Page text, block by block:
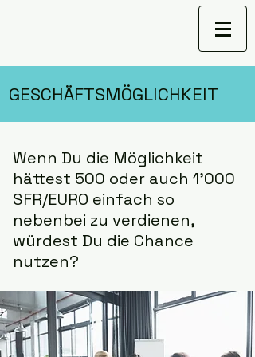
GESCHÄFTSMÖGLICHKEIT
Wenn Du die Möglichkeit
hättest 500 oder auch 1'000
SFR/EURO einfach so
nebenbei zu verdienen,
würdest Du die Chance
nutzen?